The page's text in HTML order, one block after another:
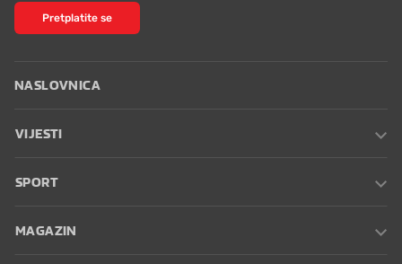
Pretplatite se
NASLOVNICA
VIJESTI
SPORT
MAGAZIN